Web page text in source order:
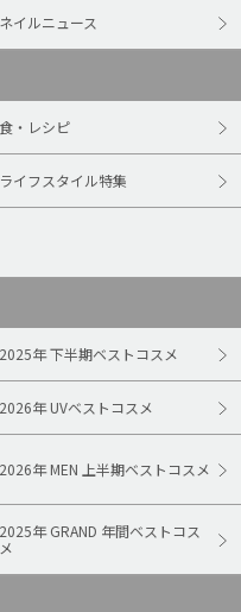
ネイルニュース
食・レシピ
ライフスタイル特集
2025年 下半期ベストコスメ
2026年 UVベストコスメ
2026年 MEN 上半期ベストコスメ
2025年 GRAND 年間ベストコス
メ